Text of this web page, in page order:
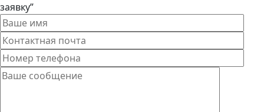
заявку”